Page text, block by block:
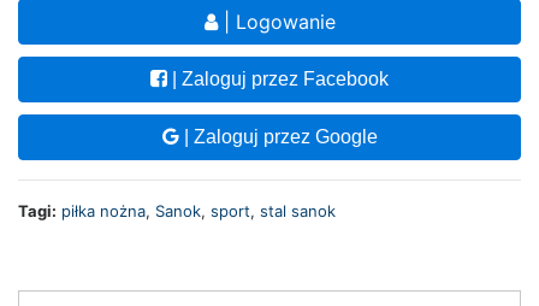
| Logowanie
| Zaloguj przez Facebook
| Zaloguj przez Google
Tagi: piłka nożna, Sanok, sport, stal sanok